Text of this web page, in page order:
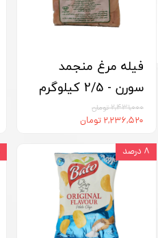
فیله مرغ منجمد
سورن - 2/5 کیلوگرم
۲,۴۳۱,۰۰۰ تومان
۲,۲۳۶,۵۲۰ تومان
۸ درصد